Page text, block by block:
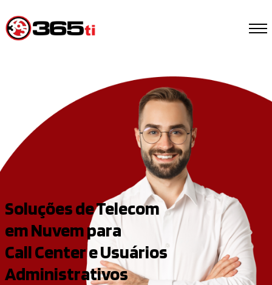
Soluções de Telecom
em Nuvem para
Call Center e Usuários
Administrativos